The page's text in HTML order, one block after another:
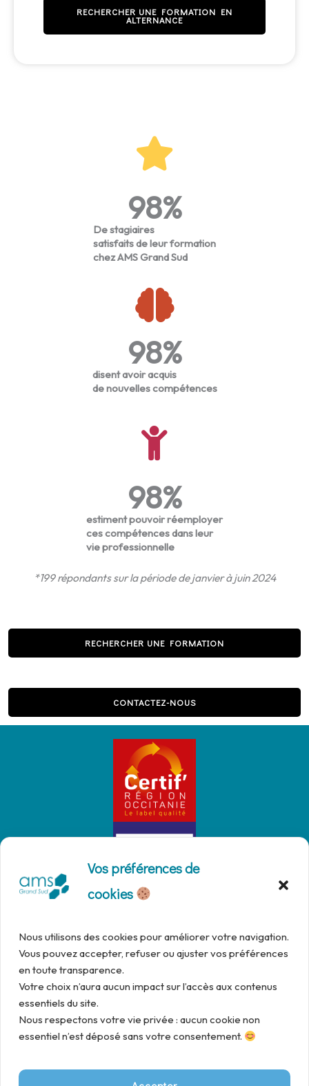
Vos préférences de
cookies
Nous utilisons des cookies pour améliorer votre navigation.
Vous pouvez accepter, refuser ou ajuster vos préférences
en toute transparence.
Votre choix n’aura aucun impact sur l’accès aux contenus
essentiels du site.
Nous respectons votre vie privée : aucun cookie non
essentiel n’est déposé sans votre consentement.
RECHERCHER UNE FORMATION EN
ALTERNANCE
De stagiaires
satisfaits de leur formation
chez AMS Grand Sud
98%
disent avoir acquis
de nouvelles compétences
98%
estiment pouvoir réemployer
ces compétences dans leur
vie professionnelle
98%
*199 répondants sur la période de janvier à juin 2024
RECHERCHER UNE FORMATION
CONTACTEZ-NOUS